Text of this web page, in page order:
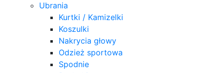
Ubrania
Kurtki / Kamizelki
Koszulki
Nakrycia głowy
Odzież sportowa
Spodnie